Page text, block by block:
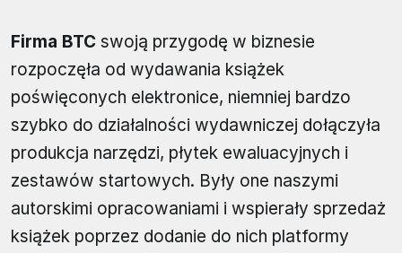
Firma BTC swoją przygodę w biznesie
rozpoczęła od wydawania książek
poświęconych elektronice, niemniej bardzo
szybko do działalności wydawniczej dołączyła
produkcja narzędzi, płytek ewaluacyjnych i
zestawów startowych. Były one naszymi
autorskimi opracowaniami i wspierały sprzedaż
książek poprzez dodanie do nich platformy